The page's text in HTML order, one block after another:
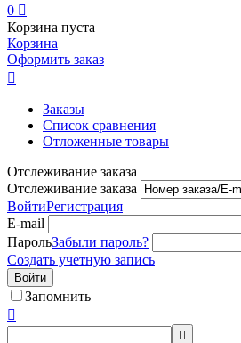
0 
Корзина пуста
Корзина
Оформить заказ

Заказы
Список сравнения
Отложенные товары
Отслеживание заказа
Отслеживание заказа
ВойтиРегистрация
E-mail
ПарольЗабыли пароль?
Создать учетную запись
Войти
Запомнить

